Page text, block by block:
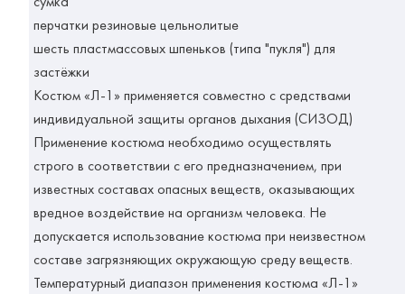
перчатки резиновые цельнолитые
шесть пластмассовых шпеньков (типа "пукля") для
застёжки
Костюм «Л-1» применяется совместно с средствами
индивидуальной защиты органов дыхания (СИЗОД)
Применение костюма необходимо осуществлять
строго в соответствии с его предназначением, при
известных составах опасных веществ, оказывающих
вредное воздействие на организм человека. Не
допускается использование костюма при неизвестном
составе загрязняющих окружающую среду веществ.
Температурный диапазон применения костюма «Л-1»